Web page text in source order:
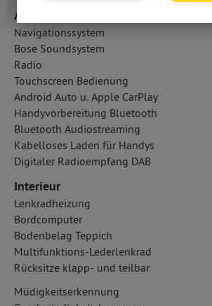
Audio & Kommunikation
Navigationssystem
Bose Soundsystem
Radio
Touchscreen Bedienung
Android Auto u. Apple CarPlay
Handyvorbereitung Bluetooth
Bluetooth Audiostreaming
Kabelloses Laden für Handys
Digitaler Radioempfang DAB
Interieur
Lenkradheizung
Bordcomputer
Bodenbelag Teppich
Multifunktions-Lederlenkrad
Rücksitze klapp- und teilbar
Müdigkeitserkennung